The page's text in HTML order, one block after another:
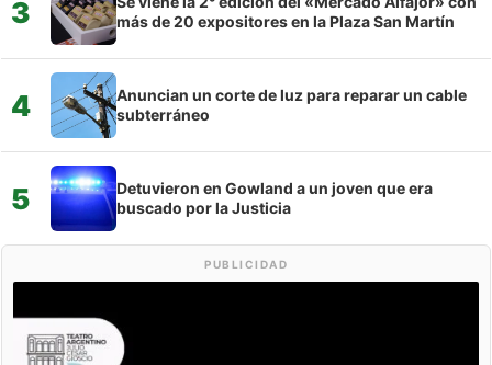
3
más de 20 expositores en la Plaza San Martín
4
Anuncian un corte de luz para reparar un cable
subterráneo
5
Detuvieron en Gowland a un joven que era
buscado por la Justicia
PUBLICIDAD